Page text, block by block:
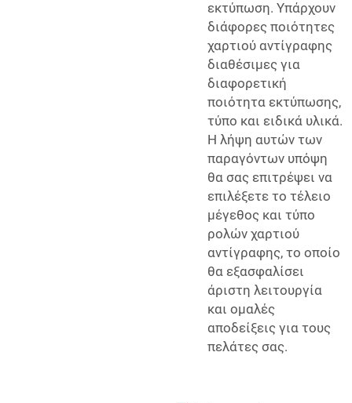
εκτύπωση. Υπάρχουν
διάφορες ποιότητες
χαρτιού αντίγραφης
διαθέσιμες για
διαφορετική
ποιότητα εκτύπωσης,
τύπο και ειδικά υλικά.
Η λήψη αυτών των
παραγόντων υπόψη
θα σας επιτρέψει να
επιλέξετε το τέλειο
μέγεθος και τύπο
ρολών χαρτιού
αντίγραφης, το οποίο
θα εξασφαλίσει
άριστη λειτουργία
και ομαλές
αποδείξεις για τους
πελάτες σας.